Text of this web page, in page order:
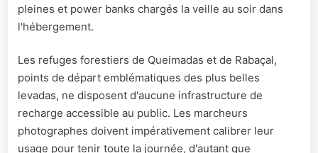
pleines et power banks chargés la veille au soir dans
l'hébergement.
Les refuges forestiers de Queimadas et de Rabaçal,
points de départ emblématiques des plus belles
levadas, ne disposent d'aucune infrastructure de
recharge accessible au public. Les marcheurs
photographes doivent impérativement calibrer leur
usage pour tenir toute la journée, d'autant que